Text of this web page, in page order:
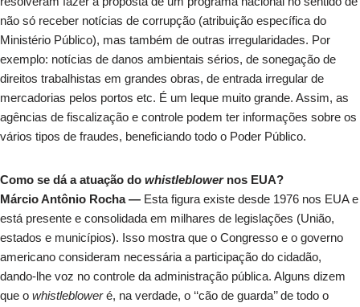
não só receber notícias de corrupção (atribuição específica do
Ministério Público), mas também de outras irregularidades. Por
exemplo: notícias de danos ambientais sérios, de sonegação de
direitos trabalhistas em grandes obras, de entrada irregular de
mercadorias pelos portos etc. É um leque muito grande. Assim, as
agências de fiscalização e controle podem ter informações sobre os
vários tipos de fraudes, beneficiando todo o Poder Público.
Como se dá a atuação do whistleblowernos EUA?
Márcio Antônio Rocha — Esta figura existe desde 1976 nos EUA e
está presente e consolidada em milhares de legislações (União,
estados e municípios). Isso mostra que o Congresso e o governo
americano consideram necessária a participação do cidadão,
dando-lhe voz no controle da administração pública. Alguns dizem
que o whistlebloweré, na verdade, o ‘‘cão de guarda’’ de todo o